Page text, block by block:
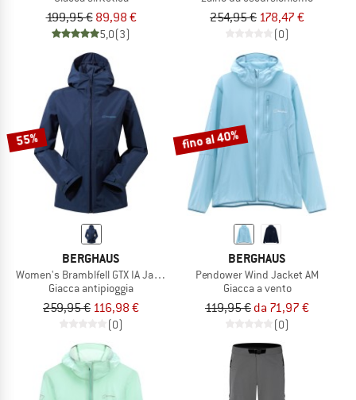
199,95 € 89,98 €
5,0(3)
254,95 € 178,47 €
(0)
55%
BERGHAUS
Women's Bramblfell GTX IA Jacket
Giacca antipioggia
259,95 € 116,98 €
(0)
fino al 40%
BERGHAUS
Pendower Wind Jacket AM
Giacca a vento
119,95 € da 71,97 €
(0)